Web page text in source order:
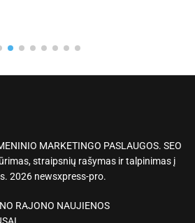
MARKETINGO PASLAUGOS. SEO
straipsnių rašymas ir talpinimas į
2026 newsxpress-pro.
RAJONO NAUJIENOS